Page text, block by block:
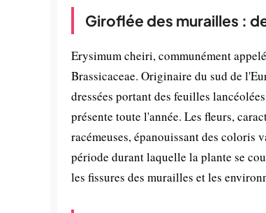
Giroflée des murailles :
Erysimum cheiri, communément
Brassicaceae. Originaire du sud de
dressées portant des feuilles
présente toute l'année. Les fleurs,
racémeuses, épanouissant des
période durant laquelle la plante se
les fissures des murailles et les